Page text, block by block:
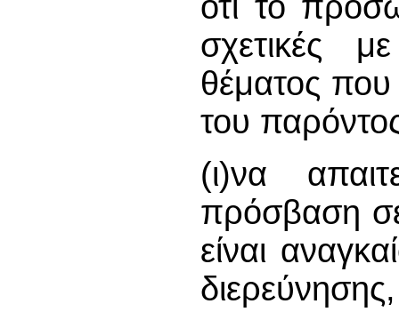
σχετικές
θέματος που
του
(ι)να
πρόσβαση
είναι